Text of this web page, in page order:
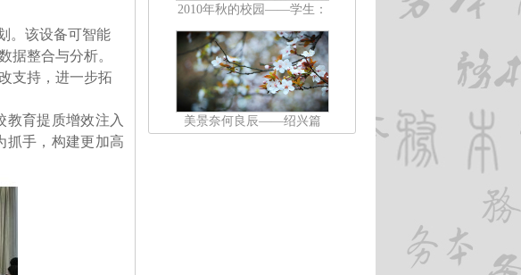
。 该设备可智能
据整合与分析。
支持，进一步拓
教育提质增效注入
抓手，构建更加高
2010年秋的校园——学生：
顾剑亨
美景奈何良辰——绍兴篇